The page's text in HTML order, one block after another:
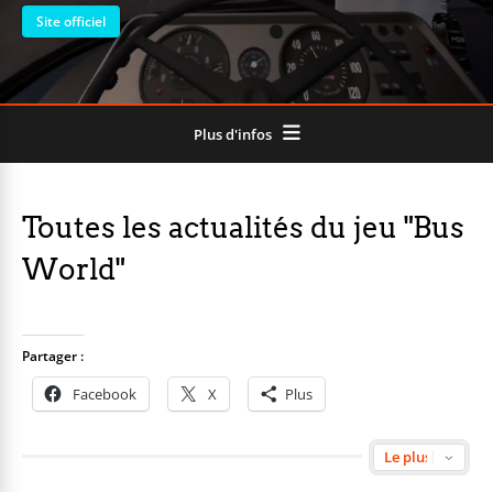
Site officiel
Plus d'infos
Toutes les actualités du jeu "Bus
World"
Partager :
Facebook X Plus